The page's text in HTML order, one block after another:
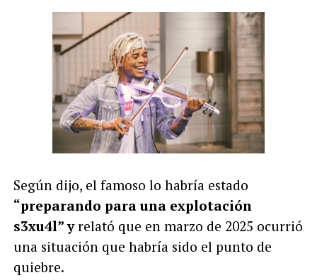
Según dijo, el famoso lo habría estado
“preparando para una explotación
s3xu4l” yrelató que en marzo de 2025 ocurrió
una situación que habría sido el punto de
quiebre.